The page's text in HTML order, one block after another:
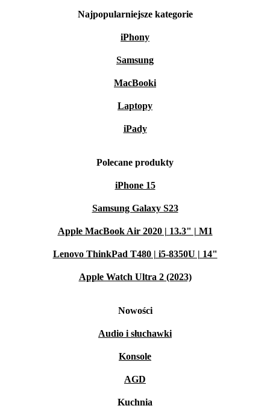
Najpopularniejsze kategorie
iPhony
Samsung
MacBooki
Laptopy
iPady
Polecane produkty
iPhone 15
Samsung Galaxy S23
Apple MacBook Air 2020 | 13.3" | M1
Lenovo ThinkPad T480 | i5-8350U | 14"
Apple Watch Ultra 2 (2023)
Nowości
Audio i słuchawki
Konsole
AGD
Kuchnia